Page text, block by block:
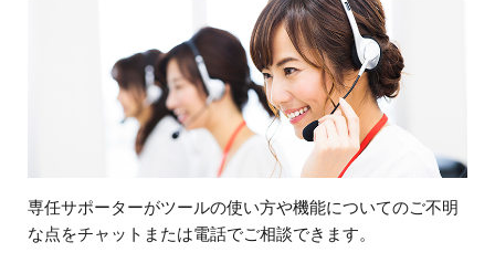
専任サポーターがツールの使い方や機能についてのご不明
な点をチャットまたは電話でご相談できます。